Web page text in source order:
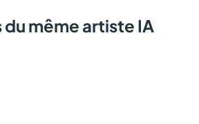
du même artiste IA